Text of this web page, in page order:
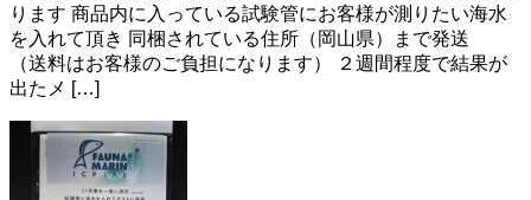
ります 商品内に入っている試験管にお客様が測りたい海水
を入れて頂き 同梱されている住所（岡山県）まで発送
（送料はお客様のご負担になります） ２週間程度で結果が
出たメ […]